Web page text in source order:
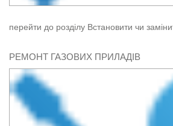
перейти до розділу встановити чи
РЕМОНТ ГАЗОВИХ ПРИЛАДІВ